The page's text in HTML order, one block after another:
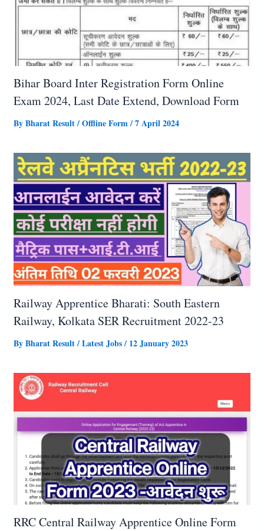
Bihar Board Inter Registration Form Online
Exam 2024, Last Date Extend, Download Form
ByBharat Result/Offline Form/7 April 2024
Railway Apprentice Bharati: South Eastern
Railway, Kolkata SER Recruitment 2022-23
ByBharat Result/Latest Jobs/ 12 January 2023
RRC Central Railway Apprentice Online Form